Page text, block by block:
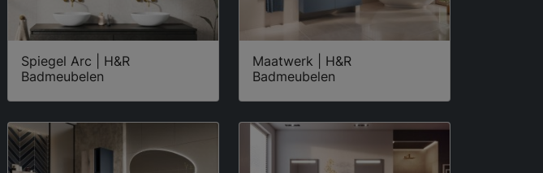
Spiegel Arc | H&R
Badmeubelen
Maatwerk | H&R
Badmeubelen